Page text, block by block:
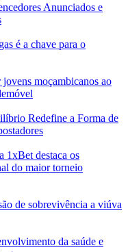
Anunciados e
é a chave para o
moçambicanos ao
Redefine a Forma de
1xBet destaca os
do maior torneio
de sobrevivência a viúva
da saúde e